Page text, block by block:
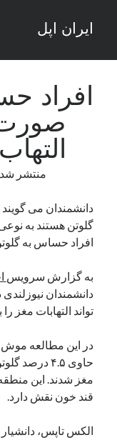
ایران اپل
نوار
کناری
نوشته‌های تازه
راه‌های اتصال موبایل و
انتقاد کاربران از اتمام
کشور به حدود یک درصد
قطعی اینترنت در ایران از مرز 48 ساعت
گوشی HMD Luma با دوربین 50 مگاپیکسل و نمایشگر 120 هرتز رونمایی شد
آخرین دیدگاه‌ها
بایگانی‌ها
فوریه 2026
افراد
منتشر
دانشمندان می
گلوتن هستند به
افراد حساس به
به گزارش سرویس
دانشمندان
تواند التهابات مغز
در این مطالعه موش
حاوی ۴.۵
مغز شدند. این
قند خون نقش دارد.
الکس تاپس، دانشیار